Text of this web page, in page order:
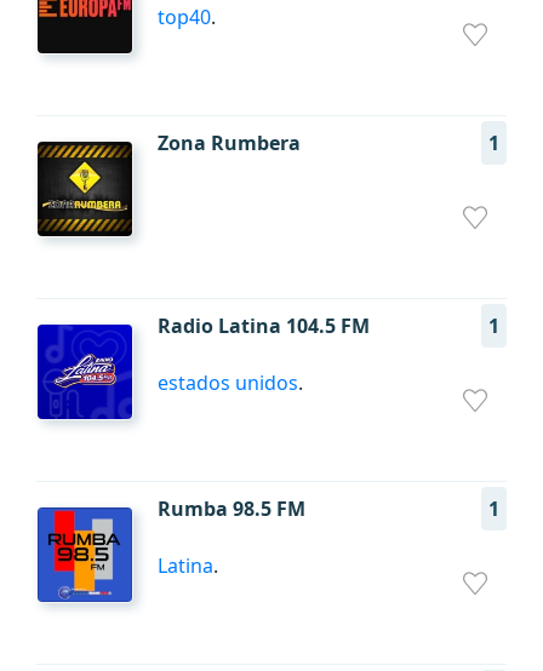
top40.
Zona Rumbera 1
Radio Latina 104.5 FM 1
estados unidos.
Rumba 98.5 FM 1
Latina.